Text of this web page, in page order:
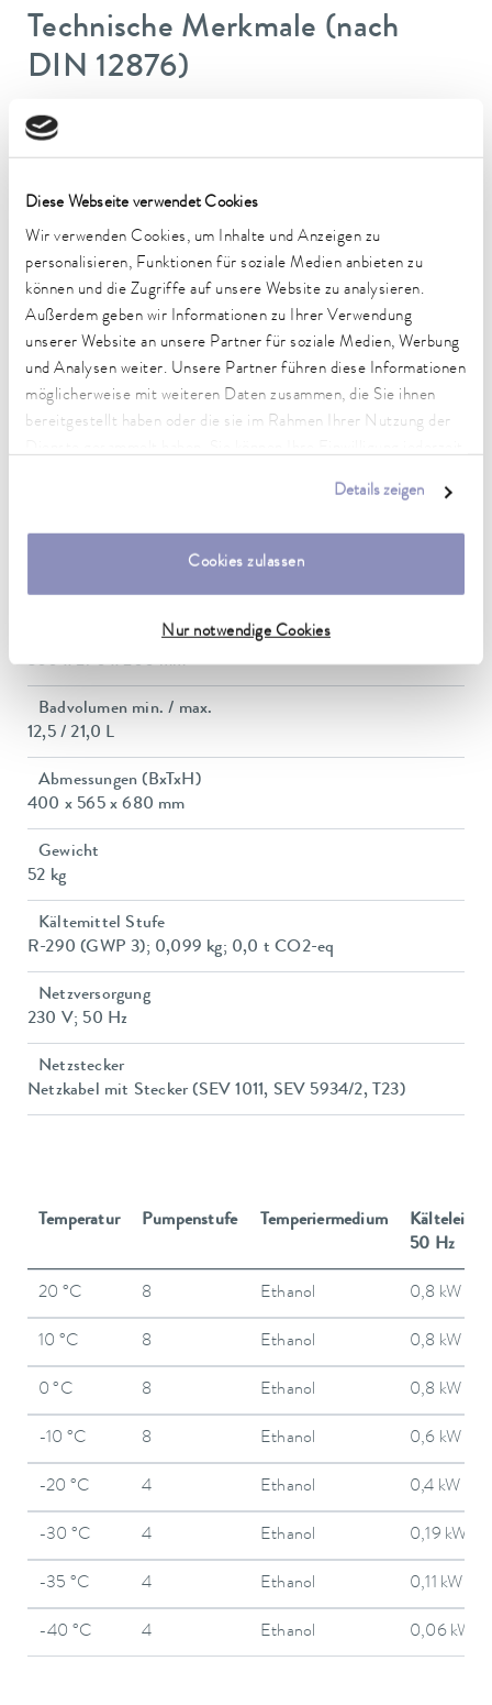
Diese Webseite verwendet Cookies
Wir verwenden Cookies, um Inhalte und Anzeigen zu
personalisieren, Funktionen für soziale Medien anbieten zu
können und die Zugriffe auf unsere Website zu analysieren.
Außerdem geben wir Informationen zu Ihrer Verwendung
unserer Website an unsere Partner für soziale Medien, Werbung
und Analysen weiter. Unsere Partner führen diese Informationen
möglicherweise mit weiteren Daten zusammen, die Sie ihnen
bereitgestellt haben oder die sie im Rahmen Ihrer Nutzung der
Details zeigen
Cookies zulassen
Nur notwendige Cookies
Technische Merkmale (nach
DIN 12876)
Arbeitstemperaturbereich
-40 ... 200 °C
Betriebstemperaturbereich
-40 ... 200 °C
Umgebungstemperaturbereich
5 ... 40 °C
Temperaturkonstanz
0,01 ± K
Heizleistung max.
16 A
Dimensions_bath_WTH
300 x 290 x 200 mm
Badvolumen min. / max.
12,5 / 21,0 L
Abmessungen (BxTxH)
400 x 565 x 680 mm
Gewicht
52 kg
Kältemittel Stufe
R-290 (GWP 3); 0,099 kg; 0,0 t CO2-eq
Netzversorgung
230 V; 50 Hz
Netzstecker
Netzkabel mit Stecker (SEV 1011, SEV 5934/2, T23)
Temperatur Pumpenstufe Temperiermedium
50 Hz
20 °C 8 Ethanol 0,8 kW
10 °C 8 Ethanol 0,8 kW
0 °C 8 Ethanol 0,8 kW
-10 °C 8 Ethanol 0,6 kW
-20 °C 4 Ethanol 0,4 kW
-30 °C 4 Ethanol 0,19 kW
-35 °C 4 Ethanol 0,11 kW
-40 °C 4 Ethanol 0,06 kW